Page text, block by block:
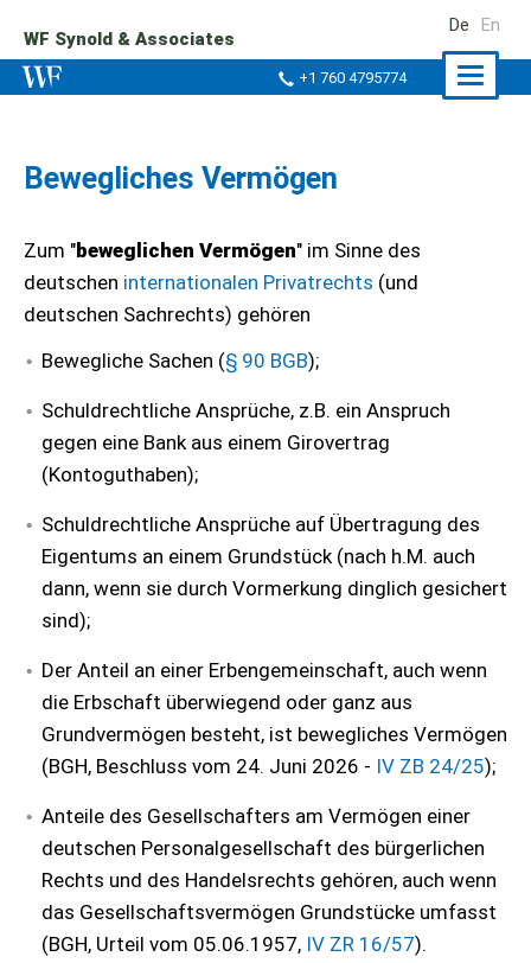
WF Synold & Associates
+1 760 4795774
De En
Bewegliches Vermögen
Zum "beweglichen Vermögen" im Sinne des
deutschen internationalen Privatrechts (und
deutschen Sachrechts) gehören
Bewegliche Sachen (§ 90 BGB);
Schuldrechtliche Ansprüche, z.B. ein Anspruch
gegen eine Bank aus einem Girovertrag
(Kontoguthaben);
Schuldrechtliche Ansprüche auf Übertragung des
Eigentums an einem Grundstück (nach h.M. auch
dann, wenn sie durch Vormerkung dinglich gesichert
sind);
Der Anteil an einer Erbengemeinschaft, auch wenn
die Erbschaft überwiegend oder ganz aus
Grundvermögen besteht, ist bewegliches Vermögen
(BGH, Beschluss vom 24. Juni 2026 - IV ZB 24/25);
Anteile des Gesellschafters am Vermögen einer
deutschen Personalgesellschaft des bürgerlichen
Rechts und des Handelsrechts gehören, auch wenn
das Gesellschaftsvermögen Grundstücke umfasst
(BGH, Urteil vom 05.06.1957, IV ZR 16/57).